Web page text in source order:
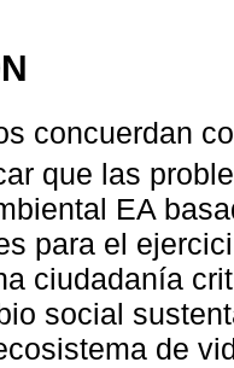
concuerdan
que las
EA
para el
ciudadanía
social
de